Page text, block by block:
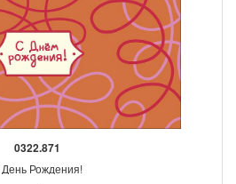
0322.871
Рождения!